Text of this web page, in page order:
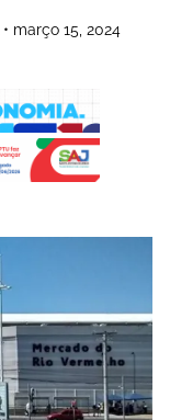
• março 15, 2024